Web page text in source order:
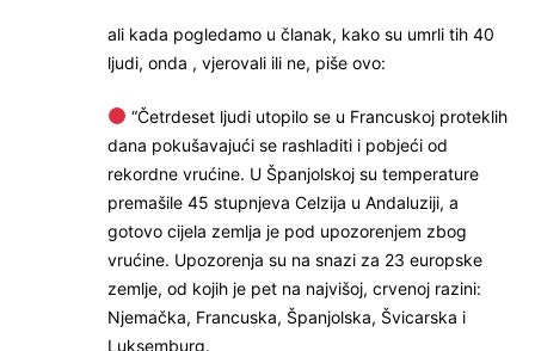
ali kada pogledamo u članak, kako su umrli tih 40
ljudi, onda , vjerovali ili ne, piše ovo:
“Četrdeset ljudi utopilo se u Francuskoj proteklih
dana pokušavajući se rashladiti i pobjeći od
rekordne vrućine. U Španjolskoj su temperature
premašile 45 stupnjeva Celzija u Andaluziji, a
gotovo cijela zemlja je pod upozorenjem zbog
vrućine. Upozorenja su na snazi za 23 europske
zemlje, od kojih je pet na najvišoj, crvenoj razini:
Njemačka, Francuska, Španjolska, Švicarska i
Luksemburg.